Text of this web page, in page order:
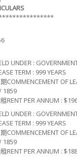
UNDER :
TERM : 999 YEARS
COMMENCEMENT OF
1859
RENT PER ANNUM :
UNDER :
TERM : 999 YEARS
COMMENCEMENT OF
1859
RENT PER ANNUM :